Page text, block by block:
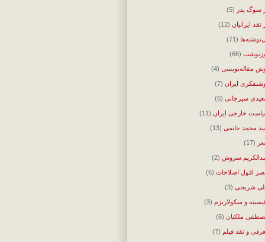
سوگ پدر (5)
نقد ایرانیان (12)
(71)
(66)
مقاله‌نویسی (4)
ایران (7)
سیرجانی (5)
خارجی ایران (11)
محمد خاتمی (13)
(17)
سروش (2)
افول اصلاحات (6)
شریعتی (3)
و سکولاریزم (3)
ملکیان (6)
و نقد فیلم (7)